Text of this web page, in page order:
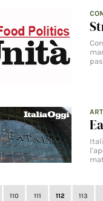
110 111 112 113